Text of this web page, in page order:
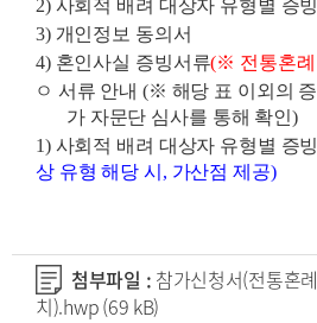
2) 사회적 배려 대상자 유형별 증
3) 개인정보 동의서
4) 혼인사실 증빙서류(※ 전통혼
ㅇ 서류 안내 (※ 해당 표 이외의
가 자문단 심사를 통해 확인)
1) 사회적 배려 대상자 유형별 증
상 유형 해당 시 , 가산점 제공)
첨부파일 : 참가신청서(전통혼
치).hwp(69 kB)